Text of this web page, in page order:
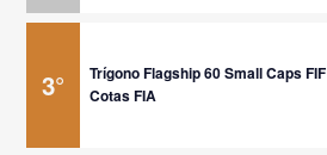
3°
Trígono Flagship 60 Small Caps FIF
Cotas FIA